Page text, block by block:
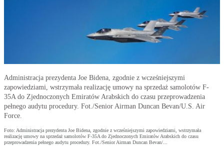
Administracja prezydenta Joe Bidena, zgodnie z wcześniejszymi
zapowiedziami, wstrzymała realizację umowy na sprzedaż samolotów F-
35A do Zjednoczonych Emiratów Arabskich do czasu przeprowadzenia
pełnego audytu procedury. Fot./Senior Airman Duncan Bevan/U.S. Air
Force.
Foto: Administracja prezydenta Joe Bidena, zgodnie z wcześniejszymi zapowiedziami, wstrzymała
realizację umowy na sprzedaż samolotów F-35A do Zjednoczonych Emiratów Arabskich do czasu
przeprowadzenia pełnego audytu procedury. Fot./Senior Airman Duncan Bevan/...